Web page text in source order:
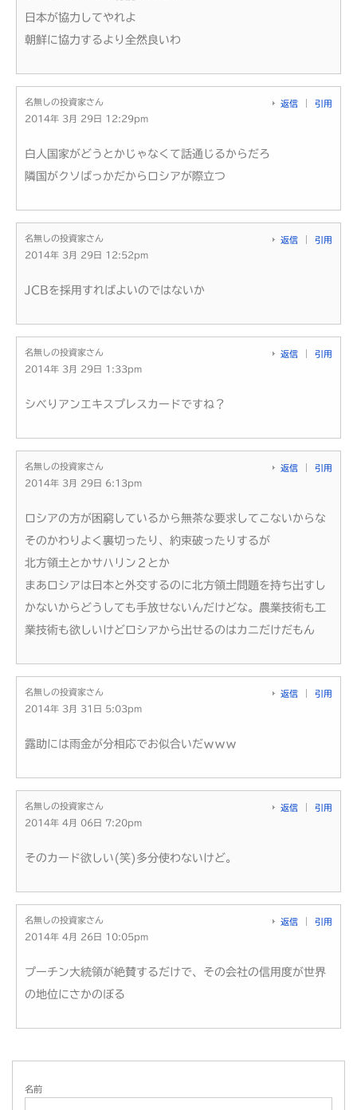
日本が協力してやれよ
朝鮮に協力するより全然良いわ
名無しの投資家さん
2014年 3月 29日 12:29pm
返信 引用
白人国家がどうとかじゃなくて話通じるからだろ
隣国がクソばっかだからロシアが際立つ
名無しの投資家さん
2014年 3月 29日 12:52pm
返信 引用
JCBを採用すればよいのではないか
名無しの投資家さん
2014年 3月 29日 1:33pm
返信 引用
シべりアンエキスプレスカードですね？
名無しの投資家さん
2014年 3月 29日 6:13pm
返信 引用
ロシアの方が困窮しているから無茶な要求してこないからな
そのかわりよく裏切ったり、約束破ったりするが
北方領土とかサハリン２とか
まあロシアは日本と外交するのに北方領土問題を持ち出すし
かないからどうしても手放せないんだけどな。農業技術も工
業技術も欲しいけどロシアから出せるのはカニだけだもん
名無しの投資家さん
2014年 3月 31日 5:03pm
返信 引用
露助には雨金が分相応でお似合いだｗｗｗ
名無しの投資家さん
2014年 4月 06日 7:20pm
返信 引用
そのカード欲しい(笑)多分使わないけど。
名無しの投資家さん
2014年 4月 26日 10:05pm
返信 引用
プーチン大統領が絶賛するだけで、その会社の信用度が世界
の地位にさかのぼる
名前